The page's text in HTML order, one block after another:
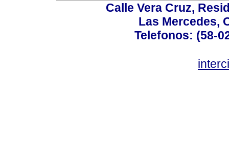
Calle Vera Cruz,
Las Mercedes,
Telefonos: (58-